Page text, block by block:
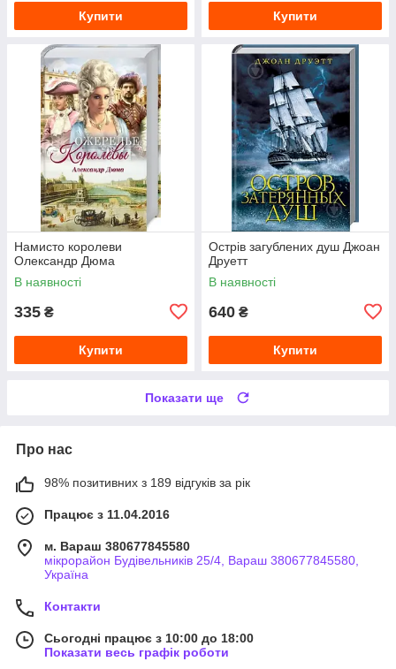
Купити Купити
Намисто королеви
Олександр Дюма
В наявності
335 ₴
Купити
Острів загублених душ Джоан
Друетт
В наявності
640 ₴
Купити
Показати ще
Про нас
98% позитивних з 189 відгуків за рік
Працює з 11.04.2016
м. Вараш 380677845580
мікрорайон Будівельників 25/4, Вараш 380677845580,
Україна
Контакти
Сьогодні працює з 10:00 до 18:00
Показати весь графік роботи